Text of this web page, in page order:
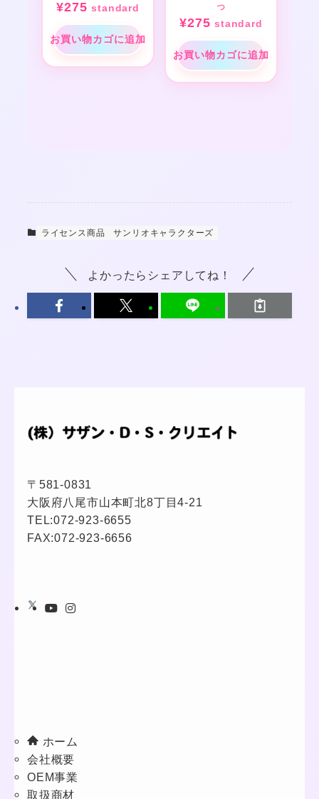
¥275 standard
お買い物カゴに追加
っ
¥275 standard
お買い物カゴに追加
ライセンス商品 サンリオキャラクターズ
よかったらシェアしてね！
〒581-0831
大阪府八尾市山本町北8丁目4-21
TEL:072-923-6655
FAX:072-923-6656
ホーム
会社概要
OEM事業
取扱商材